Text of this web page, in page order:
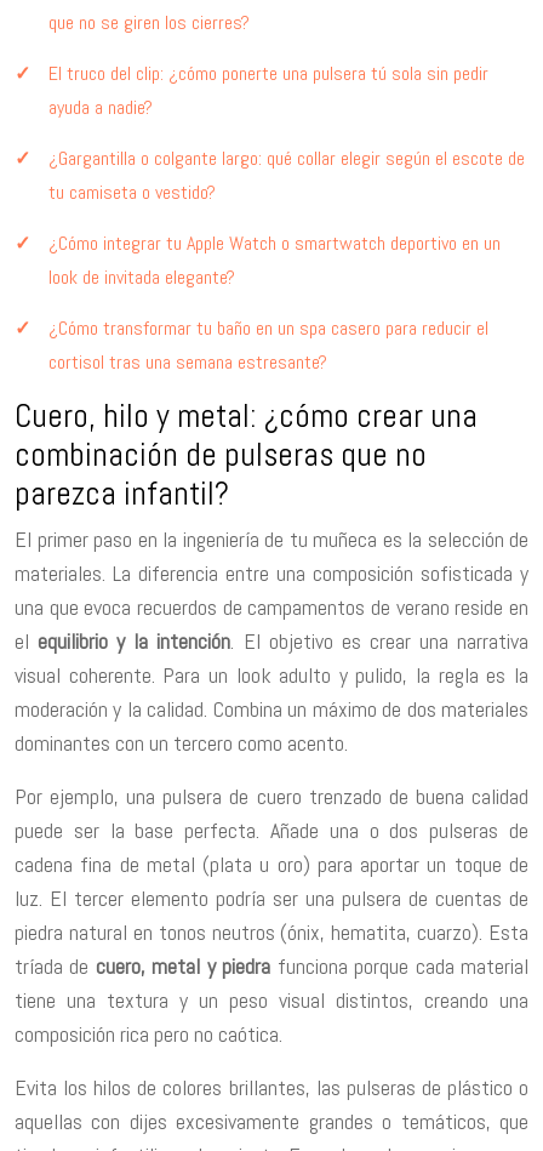
que no se giren los cierres?
El truco del clip: ¿cómo ponerte una pulsera tú sola sin pedir
ayuda a nadie?
¿Gargantilla o colgante largo: qué collar elegir según el escote de
tu camiseta o vestido?
¿Cómo integrar tu Apple Watch o smartwatch deportivo en un
look de invitada elegante?
¿Cómo transformar tu baño en un spa casero para reducir el
cortisol tras una semana estresante?
Cuero, hilo y metal: ¿cómo crear una
combinación de pulseras que no
parezca infantil?
El primer paso en la ingeniería de tu muñeca es la selección de
materiales. La diferencia entre una composición sofisticada y
una que evoca recuerdos de campamentos de verano reside en
el equilibrio y la intención. El objetivo es crear una narrativa
visual coherente. Para un look adulto y pulido, la regla es la
moderación y la calidad. Combina un máximo de dos materiales
dominantes con un tercero como acento.
Por ejemplo, una pulsera de cuero trenzado de buena calidad
puede ser la base perfecta. Añade una o dos pulseras de
cadena fina de metal (plata u oro) para aportar un toque de
luz. El tercer elemento podría ser una pulsera de cuentas de
piedra natural en tonos neutros (ónix, hematita, cuarzo). Esta
tríada de cuero, metal y piedra funciona porque cada material
tiene una textura y un peso visual distintos, creando una
composición rica pero no caótica.
Evita los hilos de colores brillantes, las pulseras de plástico o
aquellas con dijes excesivamente grandes o temáticos, que